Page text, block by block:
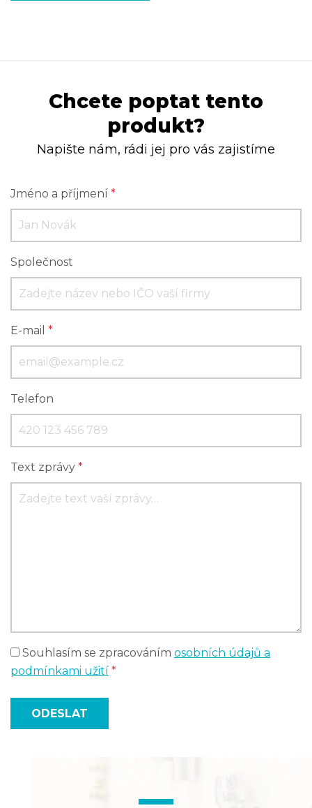
Chcete poptat tento
produkt?
Napište nám, rádi jej pro vás zajistíme
Jméno a příjmení *
Společnost
E-mail *
Telefon
Text zprávy *
Souhlasím se zpracováním osobních údajů a
podmínkami užití *
ODESLAT